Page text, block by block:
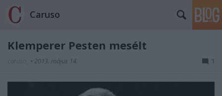
Caruso
Klemperer Pesten mesélt
caruso_ • 2013. május 14. 1